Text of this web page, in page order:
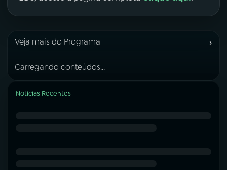
Veja mais do Programa ›
Carregando conteúdos...
Notícias Recentes